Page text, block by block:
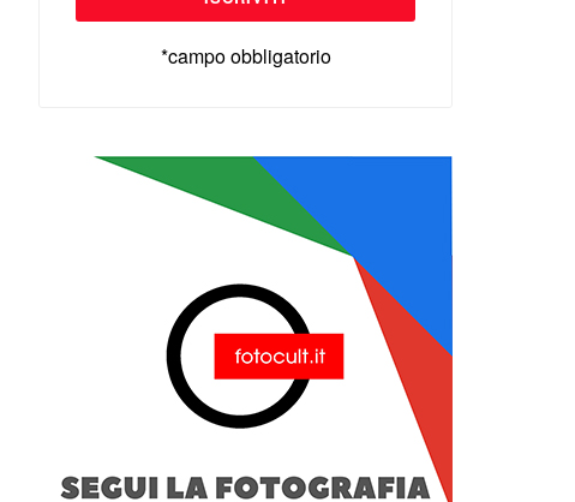
*campo obbligatorio